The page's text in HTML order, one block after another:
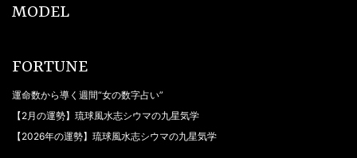
MODEL
FORTUNE
運命数から導く週間“女の数字占い”
【2月の運勢】琉球風水志シウマの九星気学
【2026年の運勢】琉球風水志シウマの九星気学